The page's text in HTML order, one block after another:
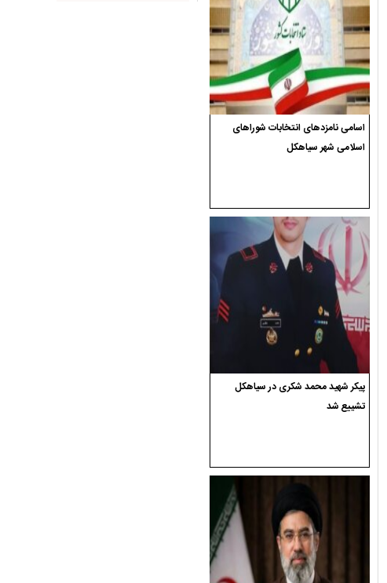
اسامی نامزدهای انتخابات شوراهای
اسلامی شهر سیاهکل
پیکر شهید محمد شکری در سیاهکل
تشییع شد